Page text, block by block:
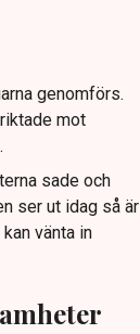
genomförs.
mot
sade och
ser ut idag så är
vänta in